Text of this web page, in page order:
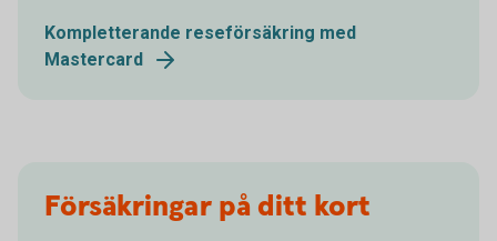
Kompletterande reseförsäkring med
Mastercard
Försäkringar på ditt kort